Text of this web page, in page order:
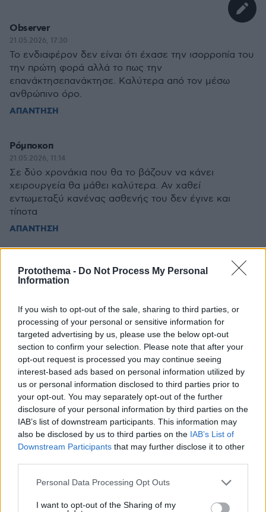
Protothema - Do Not Process My Personal
Information
If you wish to opt-out of the sale, sharing to third parties, or
processing of your personal or sensitive information for
targeted advertising by us, please use the below opt-out
section to confirm your selection. Please note that after your
opt-out request is processed you may continue seeing
interest-based ads based on personal information utilized by
us or personal information disclosed to third parties prior to
your opt-out. You may separately opt-out of the further
disclosure of your personal information by third parties on the
IAB’s list of downstream participants. This information may
also be disclosed by us to third parties on the IAB’s List of
Downstream Participants that may further disclose it to other
Please note that this website/app uses one or more Google
not limited to your visit or usage behaviour. You may click to
Personal Data Processing Opt Outs
I want to opt-out of the Sharing of my
Observer
21.05.2026, 17:30
Το ενδιαφέρον δεν είναι ότι έχασε την ισορροπία του
την πρώτη φορά αλλά το πως την
επανάκτησεπανάκτησε. Καλύτερα από τον μέσω
ανθρώπινο όρο.
ΑΠΑΝΤΗΣΗ
Ρόμποκοπ
21.05.2026, 11:14
Σε δύο χρονάκια που θα το βάζουν να κάνει
χειρουργεία θα μάθει καλύτερα. Αν χαθεί
εντωμεταξύ κανένας ασθενής του δεν έγινε και
τίποτα
ΑΠΑΝΤΗΣΗ
21.05.2026, 11:00
ΑΠΑΝΤΗΣΗ
21.05.2026, 10:47
Σε ενα-δυο χρονια θα εχουν τελειοποιηθει, αυτη
ειναι μονο η αρχη. Το θεμα το σοβαρο ομως ειναι το
πως διαφυλασσεται η παρεμβολη σε αυτα απο
αλλους παραγοντες, απο χακερς κλπ γιατι εκει θα
εχουμε ενα πολυ μεγαλο και επικινδυνο θεμα.
Σιγουρα τουλαχιστον οι κατασκευαστες θα μπορουν
να επεμβουν στο λογισμικο τους και να
Αν αυτο μπορεσει να γινει και απο αλλους, εκτος των
κατασκευαστων, τοτε ειμαστε βαθεια μπλεγμενοι με